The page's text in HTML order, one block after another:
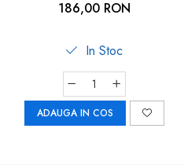
sticla, cifre mari, alb, TFA
186,00 RON
In Stoc
ADAUGA IN COS